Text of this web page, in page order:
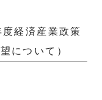
経済産業政策
について）